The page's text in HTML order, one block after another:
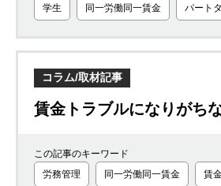
学生
同一労働同一賃金 パート
コラム/取材記事
賃金トラブルになりがち
この記事のキーワード
労務管理
同一労働同一賃金 賃